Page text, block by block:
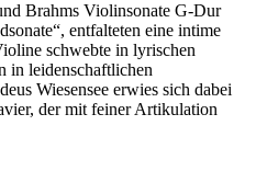
Brahms Violinsonate G-Dur
entfalteten eine intime
schwebte in lyrischen
in leidenschaftlichen
Wiesensee erwies sich dabei
der mit feiner Artikulation